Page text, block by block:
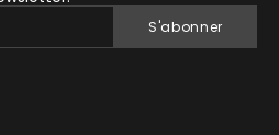
S'abonner